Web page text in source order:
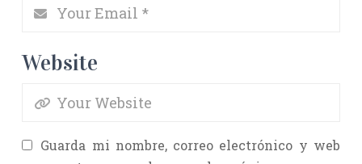
Website
Guarda mi nombre, correo electrónico y web